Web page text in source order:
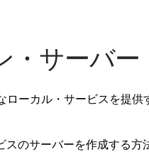
・サーバー
ローカル・サービスを提供
スのサーバーを作成する方